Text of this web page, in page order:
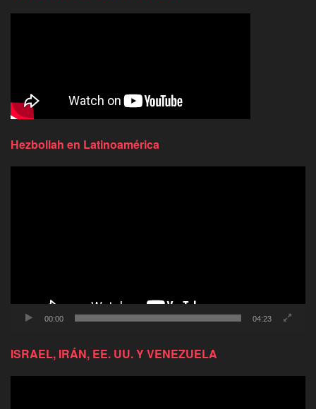
Hezbollah en Latinoamérica
00:00 04:23
ISRAEL, IRÁN, EE. UU. Y VENEZUELA